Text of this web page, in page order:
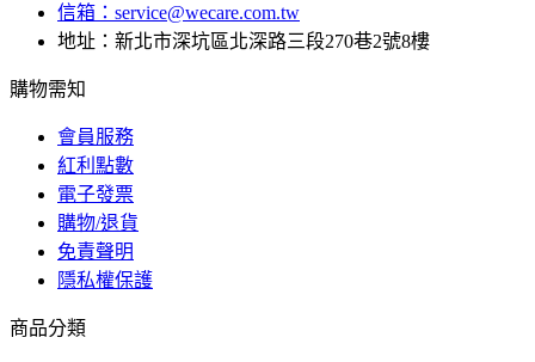
信箱： service@wecare.com.tw
地址：新北市深坑區北深路三段270巷2號8樓
購物需知
會員服務
紅利點數
電子發票
購物/退貨
免責聲明
隱私權保護
商品分類